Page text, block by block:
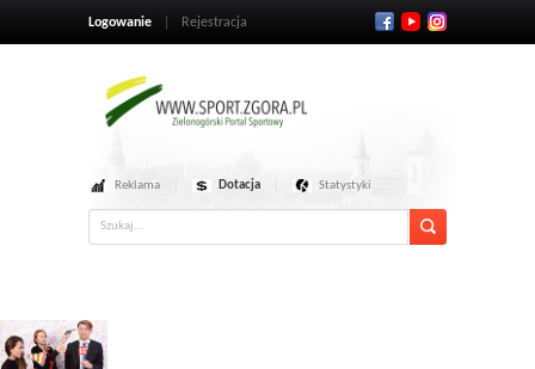
Logowanie Rejestracja
Reklama Dotacja Statystyki